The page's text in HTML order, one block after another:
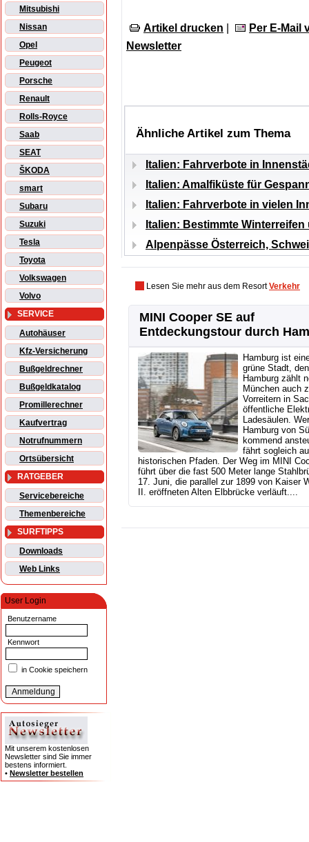
Mitsubishi
Nissan
Opel
Peugeot
Porsche
Renault
Rolls-Royce
Saab
SEAT
ŠKODA
smart
Subaru
Suzuki
Tesla
Toyota
Volkswagen
Volvo
SERVICE
Autohäuser
Kfz-Versicherung
Bußgeldrechner
Bußgeldkatalog
Promillerechner
Kaufvertrag
Notrufnummern
Ortsübersicht
RATGEBER
Servicebereiche
Themenbereiche
SURFTIPPS
Downloads
Web Links
User Login
Benutzername
Kennwort
in Cookie speichern
Mit unserem kostenlosen
Newsletter sind Sie immer
bestens informiert.
• Newsletter bestellen
Artikel drucken
Per E-Mail
Newsletter
Ähnliche Artikel zum Thema
Italien: Fahrverbote in
Italien: Amalfiküste für
Italien: Fahrverbote in vielen
Italien: Bestimmte
Alpenpässe Österreich,
Lesen Sie mehr aus dem ResortVerkehr
MINI Cooper SE auf
Entdeckungstour durch
Hamburg ist
grüne Stadt,
Hamburg zählt
München auch
Vorreitern in
öffentliche
Ladesäulen. Wer
Hamburg von
kommend
fährt sogleich
historischen Pfaden. Der Weg im MINI
führt über die fast 500 Meter lange
17. Juni, die parallel zur 1899 von Kaiser
II. eröffneten Alten Elbbrücke verläuft....